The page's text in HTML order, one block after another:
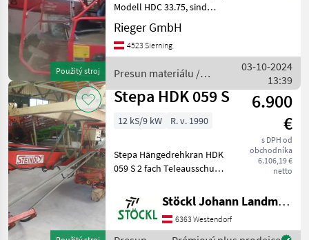
Použitý stroj
Modell HDC 33.75, sind
bekannt für ihre Robustheit
und Zuverlässigkeit. Dieses
spezifische Modell, das im
mit
Rieger GmbH
4523 Sierning
Presun materiálu /
Stepa
03-10-2024
13:39
Stepa HDK 059 S
6.900
€
s DPH od
obchodníka
6.106,19 €
netto
12 kS/9 kW R. v. 1990
Stepa Hängedrehkran HDK
059 S 2 fach Teleausschub,
Spurbreite, Greifer 1, 20m,
mit Stromzuführung ca
25m, wie steht, sofort
Stöckl Johann Landmaschinen GesmbH & Co KG
6363 Westendorf